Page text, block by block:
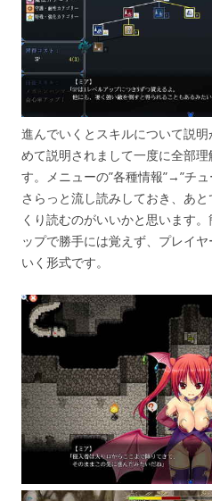
進んでいくとスキルについて説
めて説明されまして一度に全部
す。メニューの”各種情報”→”チュ
さらっと流し読みしておき、あ
くり読むのがいいかと思います
ップで勝手には覚えず、プレイ
いく形式です。